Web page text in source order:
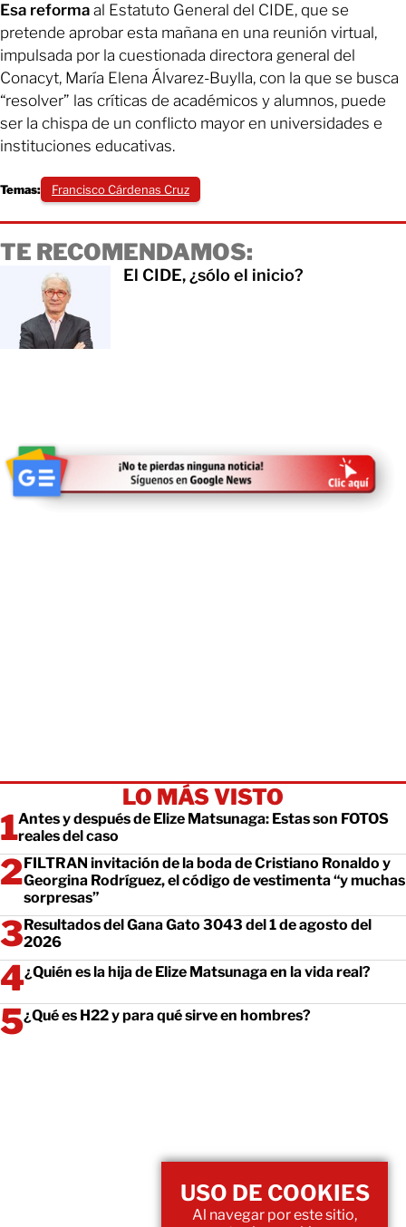
Esa reforma al Estatuto General del CIDE, que se
pretende aprobar esta mañana en una reunión virtual,
impulsada por la cuestionada directora general del
Conacyt, María Elena Álvarez-Buylla, con la que se busca
“resolver” las críticas de académicos y alumnos, puede
ser la chispa de un conflicto mayor en universidades e
instituciones educativas.
Temas: Francisco Cárdenas Cruz
TE RECOMENDAMOS:
El CIDE, ¿sólo el inicio?
LO MÁS VISTO
Antes y después de Elize Matsunaga: Estas son FOTOS
reales del caso
FILTRAN invitación de la boda de Cristiano Ronaldo y
Georgina Rodríguez, el código de vestimenta “y muchas
sorpresas”
Resultados del Gana Gato 3043 del 1 de agosto del
2026
¿Quién es la hija de Elize Matsunaga en la vida real?
¿Qué es H22 y para qué sirve en hombres?
USO DE COOKIES
Al navegar por este sitio,